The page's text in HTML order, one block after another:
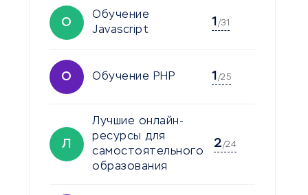
О
Обучение
Javascript
1 /31
О Обучение PHP 1 /25
Л
Лучшие онлайн-
ресурсы для
самостоятельного
образования
2/24